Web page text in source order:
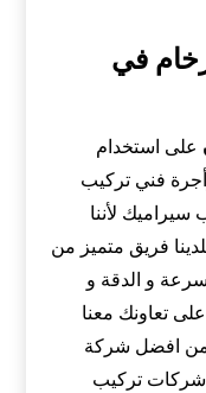
في
على استخدام
فني تركيب
لأننا
فريق متميز من
و الدقة و
تعاونك معنا
من افضل شركة
شركات تركيب